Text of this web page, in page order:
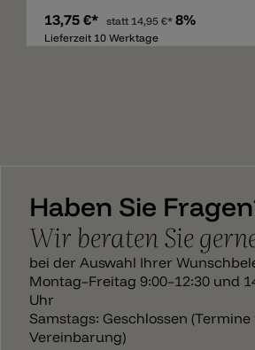
13,75 €* statt 14,95 €* 8%
Lieferzeit 10 Werktage
Haben Sie
Wir beraten Sie
bei der Auswahl Ihrer
Montag–Freitag 9:00–12:30 und
Uhr
Samstags: Geschlossen (Termine
Vereinbarung)